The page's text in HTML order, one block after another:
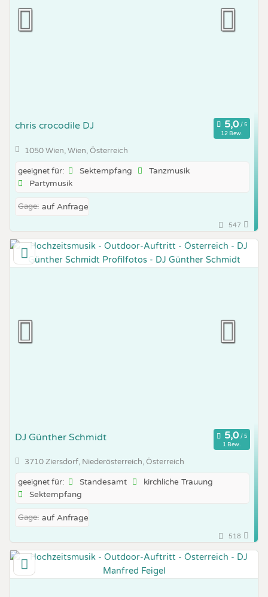
chris crocodile DJ
12 Bew.
1050 Wien, Wien, Österreich
geeignet für: Sektempfang
Tanzmusik
Partymusik
Gage: auf Anfrage
547
DJ Günther Schmidt
1 Bew.
3710 Ziersdorf, Niederösterreich, Österreich
geeignet für: Standesamt
kirchliche Trauung
Sektempfang
Gage: auf Anfrage
518